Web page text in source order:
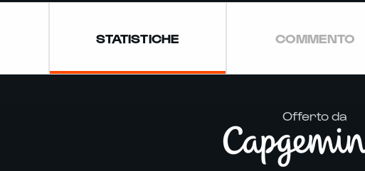
STATISTICHE COMMENTO
Offerto da